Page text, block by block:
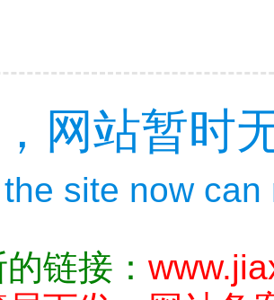
网站暂时
site now
链接：